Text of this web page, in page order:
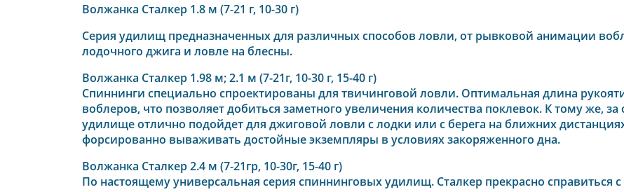
Волжанка Сталкер 1.8 м (7-21 г, 10-30 г)
Серия удилищ предназначенных для различных способов ловли, от рывковой анимации
лодочного джига и ловле на блесны.
Волжанка Сталкер 1.98 м; 2.1 м (7-21г, 10-30 г, 15-40 г)
Спиннинги специально спроектированы для твичинговой ловли. Оптимальная длина
воблеров, что позволяет добиться заметного увеличения количества поклевок. К тому же,
удилище отлично подойдет для джиговой ловли с лодки или с берега на ближних
форсированно вываживать достойные экземпляры в условиях закоряженного дна.
Волжанка Сталкер 2.4 м (7-21гр, 10-30г, 15-40 г)
По настоящему универсальная серия спиннинговых удилищ. Сталкер прекрасно справиться